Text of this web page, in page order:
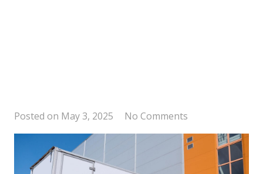
Posted on May 3, 2025 No Comments